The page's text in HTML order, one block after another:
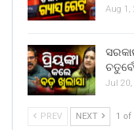
Aug 1,
Jul 20,
PREV NEXT 1 of